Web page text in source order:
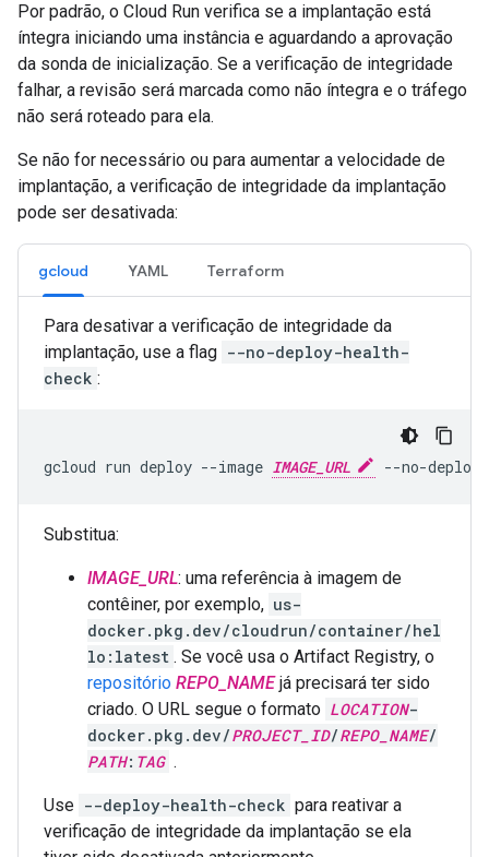
Por padrão, o Cloud Run verifica se a implantação está
íntegra iniciando uma instância e aguardando a aprovação
da sonda de inicialização. Se a verificação de integridade
falhar, a revisão será marcada como não íntegra e o tráfego
não será roteado para ela.
Se não for necessário ou para aumentar a velocidade de
implantação, a verificação de integridade da implantação
pode ser desativada:
gcloud YAML Terraform
Para desativar a verificação de integridade da
implantação, use a flag --no-deploy-health-
check :
gcloud run deploy --image IMAGE_URL --no-
Substitua:
IMAGE_URL: uma referência à imagem de
contêiner, por exemplo, us-
docker.pkg.dev/cloudrun/container/hel
lo:latest . Se você usa o Artifact Registry, o
repositório REPO_NAMEjá precisará ter sido
criado. O URL segue o formato LOCATION-
docker.pkg.dev/PROJECT_ID/REPO_NAME/
PATH: TAG .
Use --deploy-health-check para reativar a
verificação de integridade da implantação se ela